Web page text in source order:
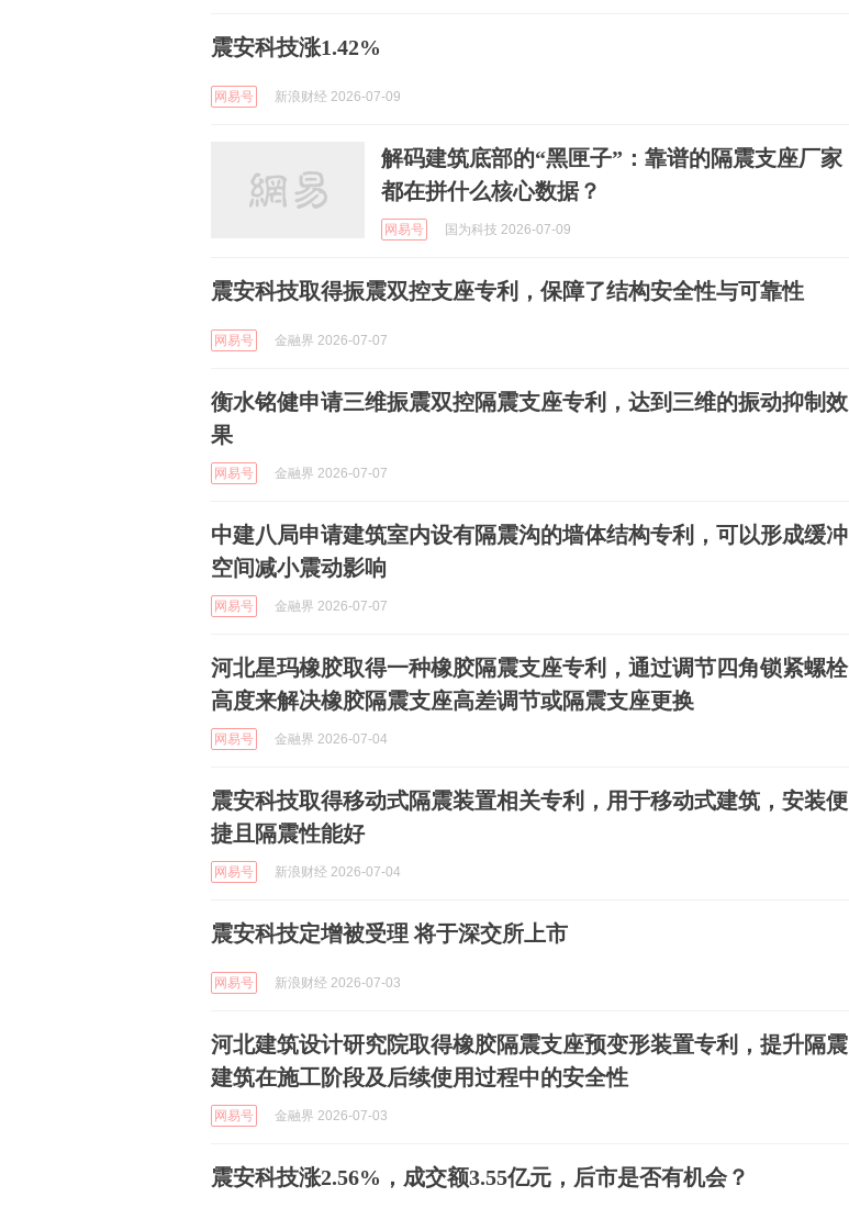
震安科技涨1.42%
网易号 新浪财经 2026-07-09
解码建筑底部的“黑匣子”：靠谱的隔震支座厂家
都在拼什么核心数据？
网易号 国为科技 2026-07-09
震安科技取得振震双控支座专利，保障了结构安全性与可靠性
网易号 金融界 2026-07-07
衡水铭健申请三维振震双控隔震支座专利，达到三维的振动抑制效
果
网易号 金融界 2026-07-07
中建八局申请建筑室内设有隔震沟的墙体结构专利，可以形成缓冲
空间减小震动影响
网易号 金融界 2026-07-07
河北星玛橡胶取得一种橡胶隔震支座专利，通过调节四角锁紧螺栓
高度来解决橡胶隔震支座高差调节或隔震支座更换
网易号 金融界 2026-07-04
震安科技取得移动式隔震装置相关专利，用于移动式建筑，安装便
捷且隔震性能好
网易号 新浪财经 2026-07-04
震安科技定增被受理 将于深交所上市
网易号 新浪财经 2026-07-03
河北建筑设计研究院取得橡胶隔震支座预变形装置专利，提升隔震
建筑在施工阶段及后续使用过程中的安全性
网易号 金融界 2026-07-03
震安科技涨2.56%，成交额3.55亿元，后市是否有机会？